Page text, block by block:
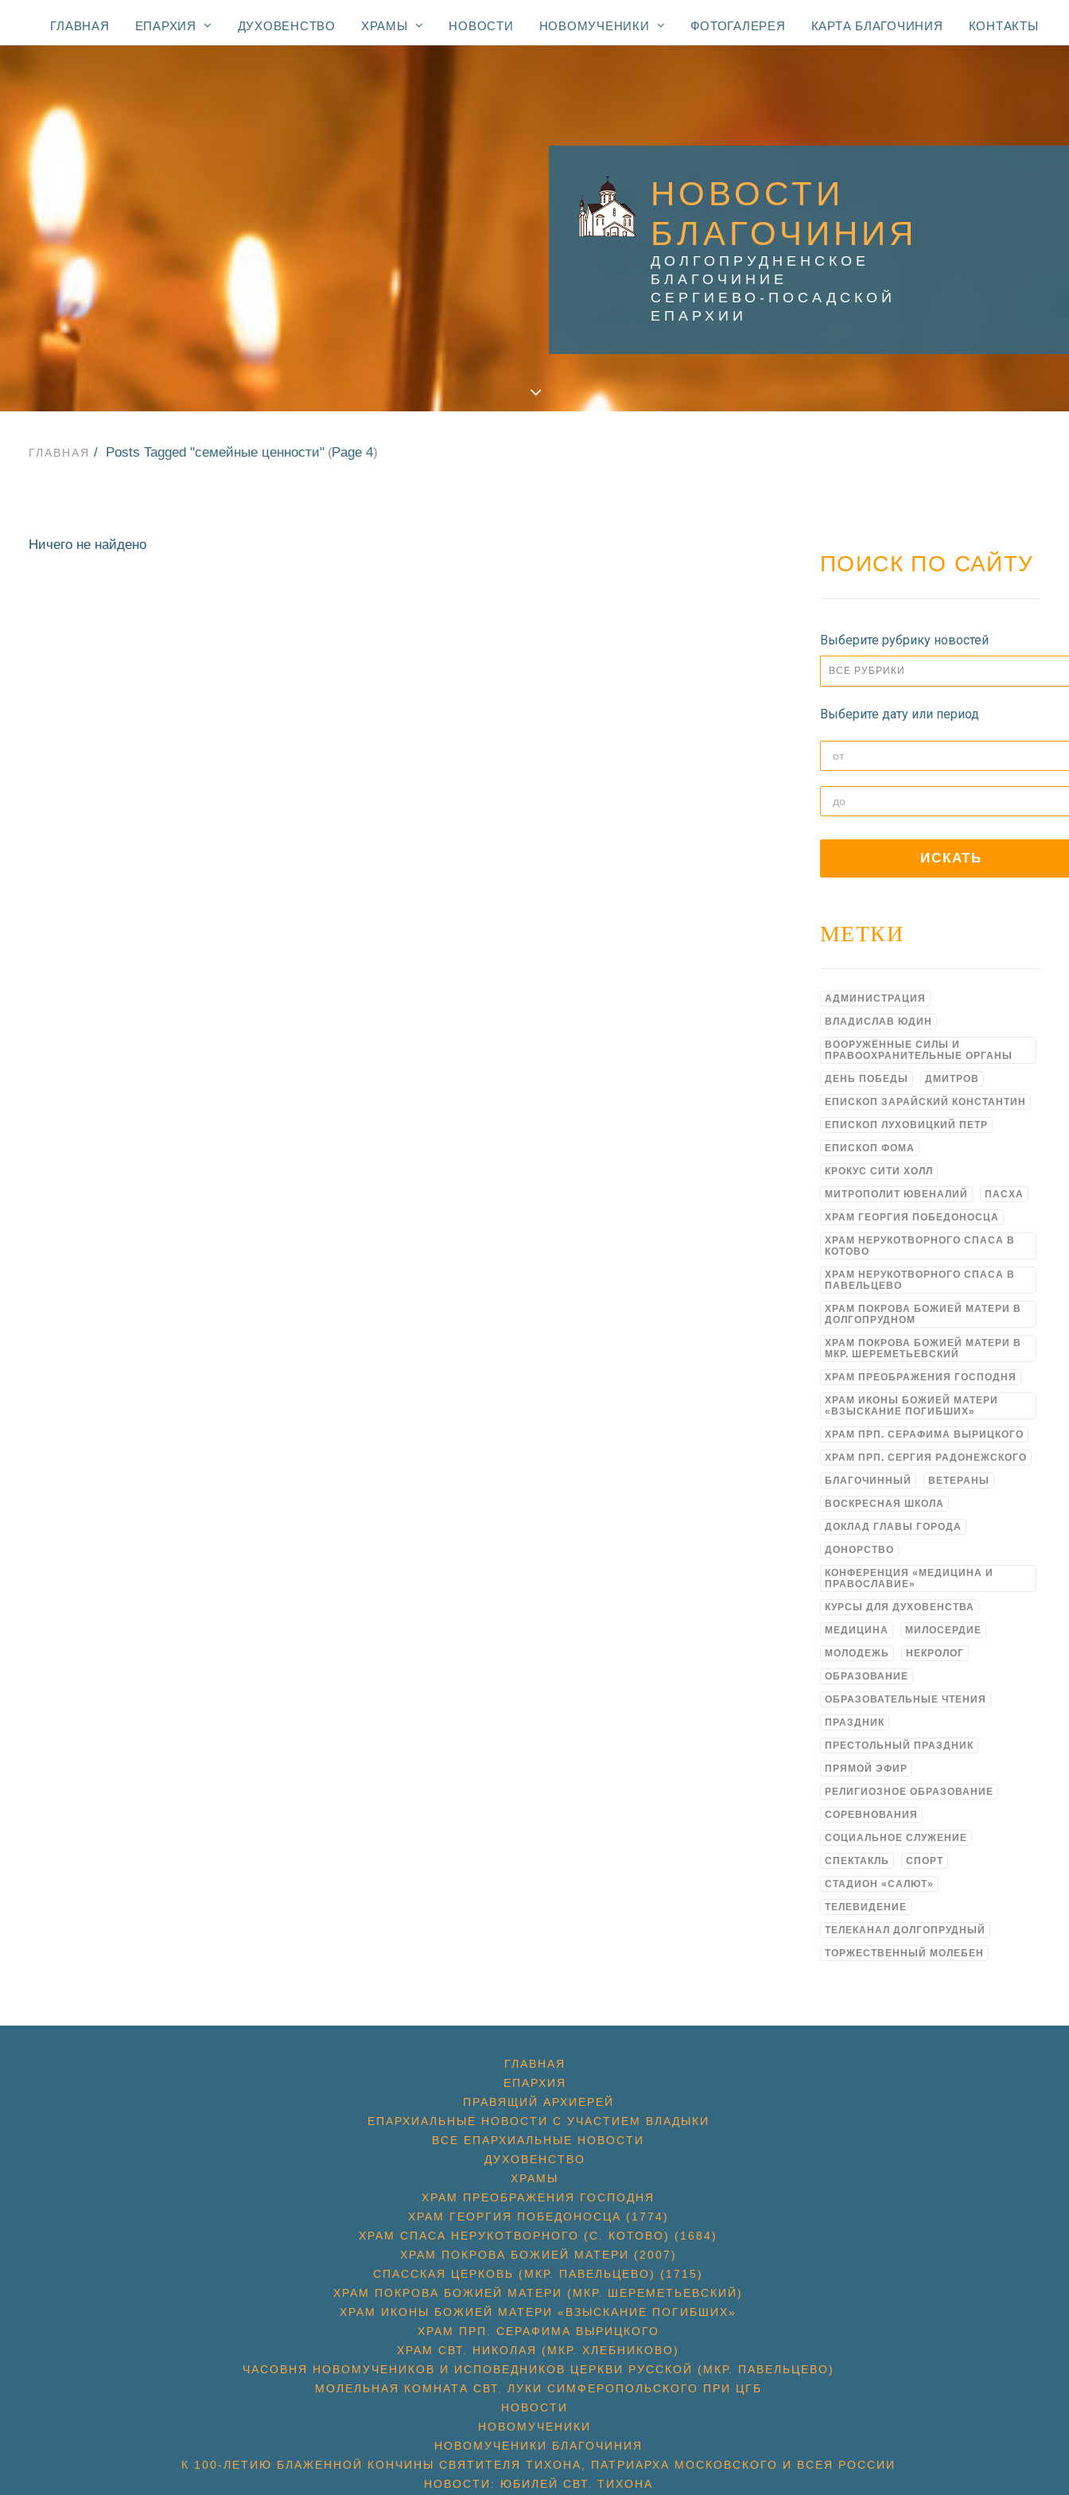
ГЛАВНАЯ ЕПАРХИЯ ДУХОВЕНСТВО ХРАМЫ НОВОСТИ НОВОМУЧЕНИКИ ФОТОГАЛЕРЕЯ КАРТА БЛАГОЧИНИЯ КОНТАКТЫ
НОВОСТИ
БЛАГОЧИНИЯ
ДОЛГОПРУДНЕНСКОЕ
БЛАГОЧИНИЕ
СЕРГИЕВО-ПОСАДСКОЙ
ЕПАРХИИ
ГЛАВНАЯ Posts Tagged "семейные ценности" (Page 4)
Ничего не найдено
ПОИСК ПО САЙТУ
Выберите рубрику новостей
ВСЕ РУБРИКИ
Выберите дату или период
МЕТКИ
АДМИНИСТРАЦИЯ
ВЛАДИСЛАВ ЮДИН
ВООРУЖЁННЫЕ СИЛЫ И
ПРАВООХРАНИТЕЛЬНЫЕ ОРГАНЫ
ДЕНЬ ПОБЕДЫ ДМИТРОВ
ЕПИСКОП ЗАРАЙСКИЙ КОНСТАНТИН
ЕПИСКОП ЛУХОВИЦКИЙ ПЕТР
ЕПИСКОП ФОМА
КРОКУС СИТИ ХОЛЛ
МИТРОПОЛИТ ЮВЕНАЛИЙ ПАСХА
ХРАМ ГЕОРГИЯ ПОБЕДОНОСЦА
ХРАМ НЕРУКОТВОРНОГО СПАСА В
КОТОВО
ХРАМ НЕРУКОТВОРНОГО СПАСА В
ПАВЕЛЬЦЕВО
ХРАМ ПОКРОВА БОЖИЕЙ МАТЕРИ В
ДОЛГОПРУДНОМ
ХРАМ ПОКРОВА БОЖИЕЙ МАТЕРИ В
МКР. ШЕРЕМЕТЬЕВСКИЙ
ХРАМ ПРЕОБРАЖЕНИЯ ГОСПОДНЯ
ХРАМ ИКОНЫ БОЖИЕЙ МАТЕРИ
«ВЗЫСКАНИЕ ПОГИБШИХ»
ХРАМ ПРП. СЕРАФИМА ВЫРИЦКОГО
ХРАМ ПРП. СЕРГИЯ РАДОНЕЖСКОГО
БЛАГОЧИННЫЙ ВЕТЕРАНЫ
ВОСКРЕСНАЯ ШКОЛА
ДОКЛАД ГЛАВЫ ГОРОДА
ДОНОРСТВО
КОНФЕРЕНЦИЯ «МЕДИЦИНА И
ПРАВОСЛАВИЕ»
КУРСЫ ДЛЯ ДУХОВЕНСТВА
МЕДИЦИНА МИЛОСЕРДИЕ
МОЛОДЕЖЬ НЕКРОЛОГ
ОБРАЗОВАНИЕ
ОБРАЗОВАТЕЛЬНЫЕ ЧТЕНИЯ
ПРАЗДНИК
ПРЕСТОЛЬНЫЙ ПРАЗДНИК
ПРЯМОЙ ЭФИР
РЕЛИГИОЗНОЕ ОБРАЗОВАНИЕ
СОРЕВНОВАНИЯ
СОЦИАЛЬНОЕ СЛУЖЕНИЕ
СПЕКТАКЛЬ СПОРТ
СТАДИОН «САЛЮТ»
ТЕЛЕВИДЕНИЕ
ТЕЛЕКАНАЛ ДОЛГОПРУДНЫЙ
ТОРЖЕСТВЕННЫЙ МОЛЕБЕН
ГЛАВНАЯ
ЕПАРХИЯ
ПРАВЯЩИЙ АРХИЕРЕЙ
ЕПАРХИАЛЬНЫЕ НОВОСТИ С УЧАСТИЕМ ВЛАДЫКИ
ВСЕ ЕПАРХИАЛЬНЫЕ НОВОСТИ
ДУХОВЕНСТВО
ХРАМЫ
ХРАМ ПРЕОБРАЖЕНИЯ ГОСПОДНЯ
ХРАМ ГЕОРГИЯ ПОБЕДОНОСЦА (1774)
ХРАМ СПАСА НЕРУКОТВОРНОГО (С. КОТОВО) (1684)
ХРАМ ПОКРОВА БОЖИЕЙ МАТЕРИ (2007)
СПАССКАЯ ЦЕРКОВЬ (МКР. ПАВЕЛЬЦЕВО) (1715)
ХРАМ ПОКРОВА БОЖИЕЙ МАТЕРИ (МКР. ШЕРЕМЕТЬЕВСКИЙ)
ХРАМ ИКОНЫ БОЖИЕЙ МАТЕРИ «ВЗЫСКАНИЕ ПОГИБШИХ»
ХРАМ ПРП. СЕРАФИМА ВЫРИЦКОГО
ХРАМ СВТ. НИКОЛАЯ (МКР. ХЛЕБНИКОВО)
ЧАСОВНЯ НОВОМУЧЕНИКОВ И ИСПОВЕДНИКОВ ЦЕРКВИ РУССКОЙ (МКР. ПАВЕЛЬЦЕВО)
МОЛЕЛЬНАЯ КОМНАТА СВТ. ЛУКИ СИМФЕРОПОЛЬСКОГО ПРИ ЦГБ
НОВОСТИ
НОВОМУЧЕНИКИ
НОВОМУЧЕНИКИ БЛАГОЧИНИЯ
К 100-ЛЕТИЮ БЛАЖЕННОЙ КОНЧИНЫ СВЯТИТЕЛЯ ТИХОНА, ПАТРИАРХА МОСКОВСКОГО И ВСЕЯ РОССИИ
НОВОСТИ: ЮБИЛЕЙ СВТ. ТИХОНА